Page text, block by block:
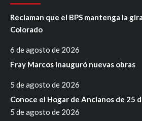
Reclaman que el BPS mantenga la
Colorado
6 de agosto de 2026
Fray Marcos inauguró nuevas obras
5 de agosto de 2026
Conoce el Hogar de Ancianos de 25
5 de agosto de 2026